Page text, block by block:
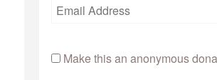
Make this an anonymous